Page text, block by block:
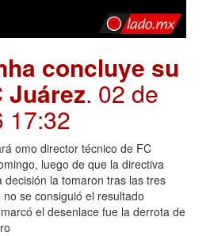
concluye su
Juárez. 02 de
17:32
omo director técnico de FC
luego de que la directiva
la tomaron tras las tres
se consiguió el resultado
el desenlace fue la derrota de